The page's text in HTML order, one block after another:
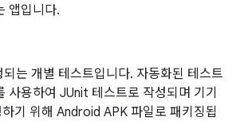
앱입니다.
는 개별 테스트입니다. 자동화된 테스트
사용하여 JUnit 테스트로 작성되며 기기
기 위해 Android APK 파일로 패키징됩